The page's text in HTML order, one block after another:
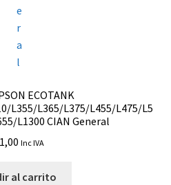
ECOTANK
L355/L365/L375/L455/L475/L5
L1300 CIAN General
Inc IVA
al carrito